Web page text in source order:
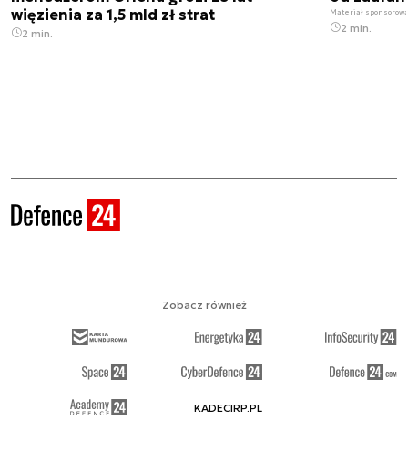
więzienia za 1,5 mld zł strat
2 min.
Materiał
2 min.
Zobacz również
KADECIRP.PL